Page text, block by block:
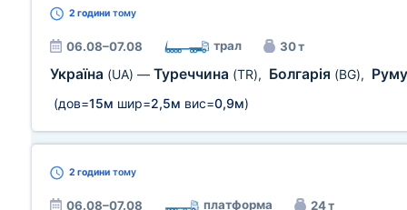
2 години тому
06.08–07.08 трал 30 т
Україна (UA) — Туреччина (TR), Болгарія (BG),
(дов=15м шир=2,5м вис=0,9м)
2 години тому
06.08–07.08 платформа 24 т